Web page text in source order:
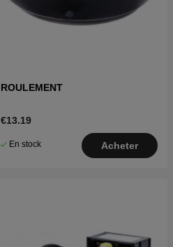
ROULEMENT
€13.19
En stock Acheter